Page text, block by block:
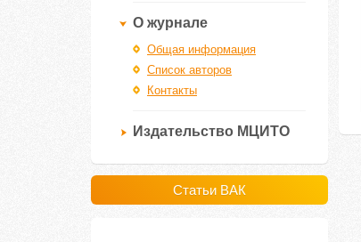
О журнале
Общая информация
Список авторов
Контакты
Издательство МЦИТО
Статьи ВАК